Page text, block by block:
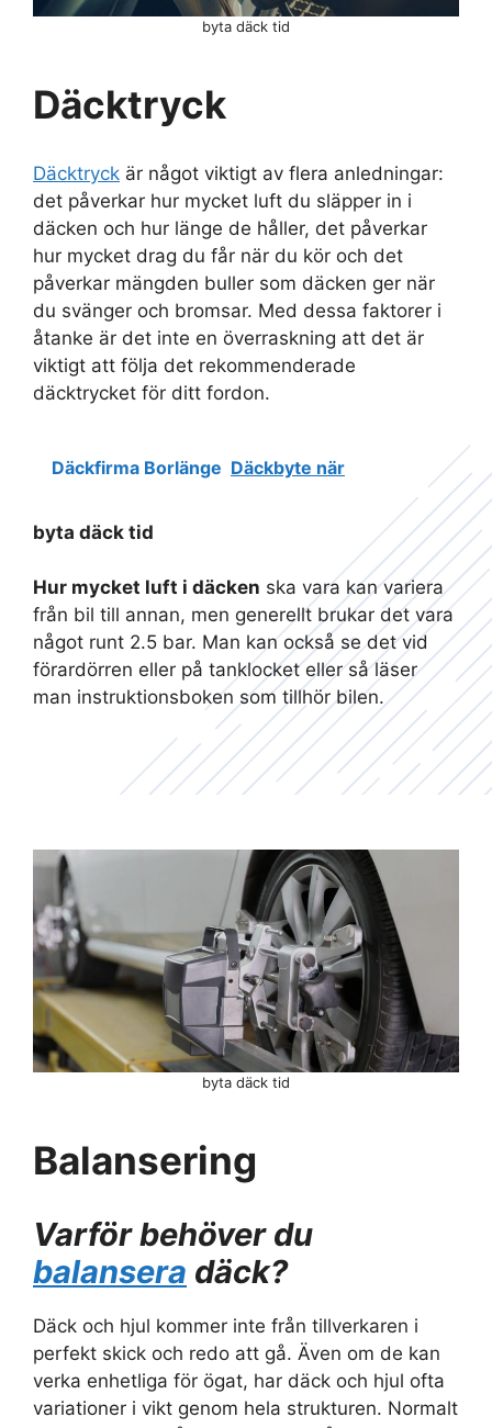
byta däck tid
Däcktryck
Däcktryck är något viktigt av flera anledningar:
det påverkar hur mycket luft du släpper in i
däcken och hur länge de håller, det påverkar
hur mycket drag du får när du kör och det
påverkar mängden buller som däcken ger när
du svänger och bromsar. Med dessa faktorer i
åtanke är det inte en överraskning att det är
viktigt att följa det rekommenderade
däcktrycket för ditt fordon.
Däckfirma Borlänge Däckbyte när
byta däck tid
Hur mycket luft i däcken ska vara kan variera
från bil till annan, men generellt brukar det vara
något runt 2.5 bar. Man kan också se det vid
förardörren eller på tanklocket eller så läser
man instruktionsboken som tillhör bilen.
Balansering
Varför behöver du
balansera däck?
Däck och hjul kommer inte från tillverkaren i
perfekt skick och redo att gå. Även om de kan
verka enhetliga för ögat, har däck och hjul ofta
variationer i vikt genom hela strukturen. Normalt
byta däck tid